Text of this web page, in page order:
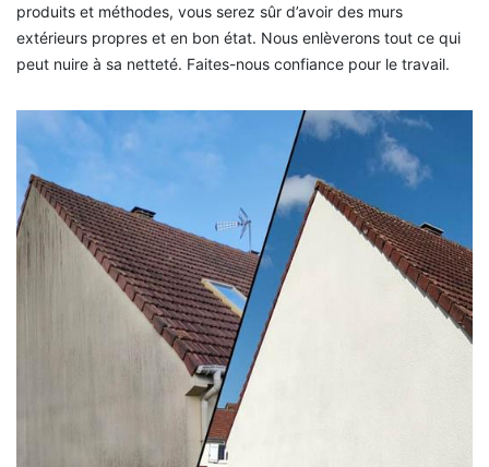
produits et méthodes, vous serez sûr d’avoir des murs
extérieurs propres et en bon état. Nous enlèverons tout ce qui
peut nuire à sa netteté. Faites-nous confiance pour le travail.